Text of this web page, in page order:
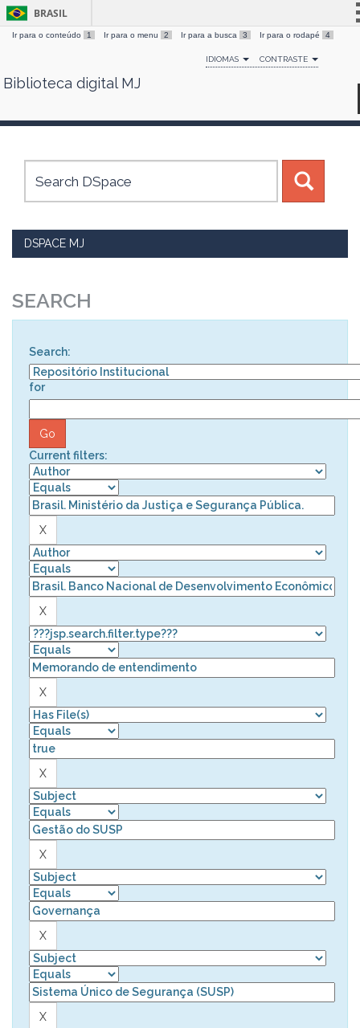
Skip
BRASIL
Simplifique!
Comunica BR
Canais
Ir para o conteúdo 1 Ir para o menu 2 Ir para a busca 3 Ir para o rodapé 4
IDIOMAS CONTRASTE
Biblioteca digital MJ
DSPACE MJ
SEARCH
Search:
for
Current filters: